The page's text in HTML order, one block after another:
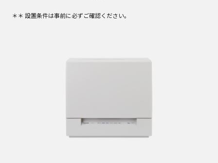
＊＊ 設置条件は事前に必ずご確認ください。